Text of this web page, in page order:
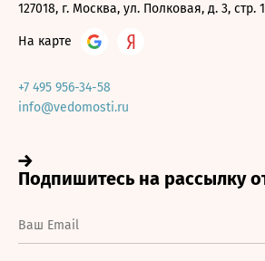
127018, г. Москва, ул. Полковая, д. 3, стр. 1
На карте
+7 495 956-34-58
info@vedomosti.ru